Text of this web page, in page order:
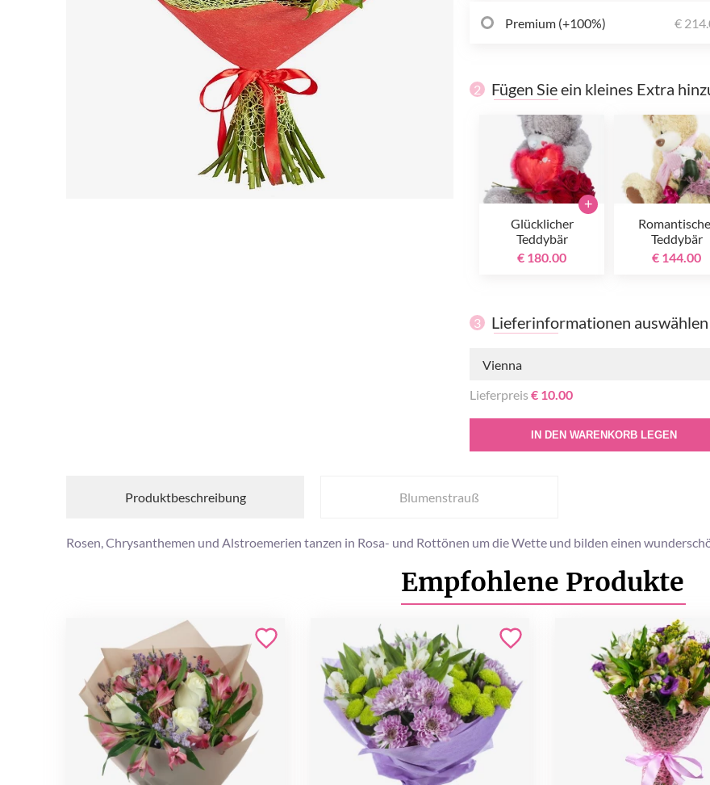
Premium (+100%) €
2 Fügen Sie ein kleines Extra
Glücklicher
Teddybär
€ 180.00
+
Teddybär
€ 144.00
3 Lieferinformationen auswählen
Vienna
Lieferpreis€ 10.00
IN DEN WARENKORB LEGEN
Produktbeschreibung Blumenstrauß
Rosen, Chrysanthemen und Alstroemerien tanzen in Rosa- und Rottönen um die Wette und bilden einen
Empfohlene Produkte